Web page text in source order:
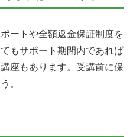
ートや全額返金保証制度を
もサポート期間内であれば
座もあります。受講前に保
。